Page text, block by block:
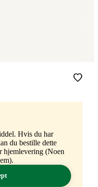
Hvis du har
du bestille dette
hjemlevering (Noen